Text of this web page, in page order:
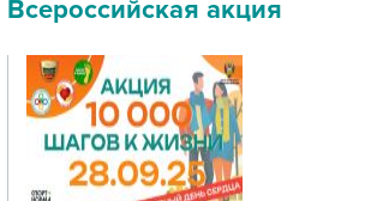
Всероссийская акция